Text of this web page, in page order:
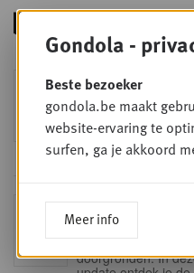
WOE
9
SEP
Foodservice -
business
Intro to
15
Into Retail -
Mis deze unieke
Belgische
doorgronden. In
Gondola -
Beste bezoeker
gondola.be maakt
website-ervaring te
surfen, ga je akkoord
Meer info